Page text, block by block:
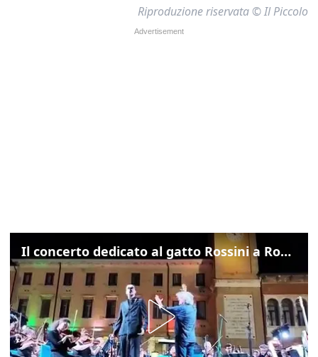
Riproduzione riservata © Il Piccolo
Il concerto dedicato al gatto Rossini a Rovigo: ecco un estratto